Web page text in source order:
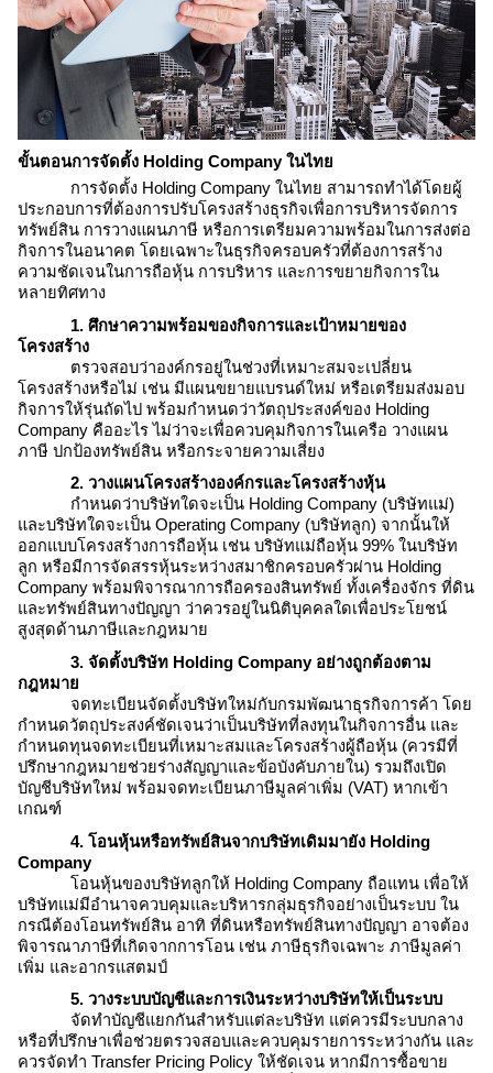
ขั้นตอนการจัดตั้ง Holding Company ในไทย
การจัดตั้ง Holding Company ในไทย สามารถทำได้โดยผู้
ประกอบการที่ต้องการปรับโครงสร้างธุรกิจเพื่อการบริหารจัดการ
ทรัพย์สิน การวางแผนภาษี หรือการเตรียมความพร้อมในการส่งต่อ
กิจการในอนาคต โดยเฉพาะในธุรกิจครอบครัวที่ต้องการสร้าง
ความชัดเจนในการถือหุ้น การบริหาร และการขยายกิจการใน
หลายทิศทาง
1. ศึกษาความพร้อมของกิจการและเป้าหมายของ
โครงสร้าง
ตรวจสอบว่าองค์กรอยู่ในช่วงที่เหมาะสมจะเปลี่ยน
โครงสร้างหรือไม่ เช่น มีแผนขยายแบรนด์ใหม่ หรือเตรียมส่งมอบ
กิจการให้รุ่นถัดไป พร้อมกำหนดว่าวัตถุประสงค์ของ Holding
Company คืออะไร ไม่ว่าจะเพื่อควบคุมกิจการในเครือ วางแผน
ภาษี ปกป้องทรัพย์สิน หรือกระจายความเสี่ยง
2. วางแผนโครงสร้างองค์กรและโครงสร้างหุ้น
กำหนดว่าบริษัทใดจะเป็น Holding Company (บริษัทแม่)
และบริษัทใดจะเป็น Operating Company (บริษัทลูก) จากนั้นให้
ออกแบบโครงสร้างการถือหุ้น เช่น บริษัทแม่ถือหุ้น 99% ในบริษัท
ลูก หรือมีการจัดสรรหุ้นระหว่างสมาชิกครอบครัวผ่าน Holding
Company พร้อมพิจารณาการถือครองสินทรัพย์ ทั้งเครื่องจักร ที่ดิน
และทรัพย์สินทางปัญญา ว่าควรอยู่ในนิติบุคคลใดเพื่อประโยชน์
สูงสุดด้านภาษีและกฎหมาย
3. จัดตั้งบริษัท Holding Companyอย่างถูกต้องตาม
กฎหมาย
จดทะเบียนจัดตั้งบริษัทใหม่กับกรมพัฒนาธุรกิจการค้า โดย
กำหนดวัตถุประสงค์ชัดเจนว่าเป็นบริษัทที่ลงทุนในกิจการอื่น และ
กำหนดทุนจดทะเบียนที่เหมาะสมและโครงสร้างผู้ถือหุ้น (ควรมีที่
ปรึกษากฎหมายช่วยร่างสัญญาและข้อบังคับภายใน) รวมถึงเปิด
บัญชีบริษัทใหม่ พร้อมจดทะเบียนภาษีมูลค่าเพิ่ม (VAT) หากเข้า
เกณฑ์
4. โอนหุ้นหรือทรัพย์สินจากบริษัทเดิมมายัง Holding
Company
โอนหุ้นของบริษัทลูกให้ Holding Company ถือแทน เพื่อให้
บริษัทแม่มีอำนาจควบคุมและบริหารกลุ่มธุรกิจอย่างเป็นระบบ ใน
กรณีต้องโอนทรัพย์สิน อาทิ ที่ดินหรือทรัพย์สินทางปัญญา อาจต้อง
พิจารณาภาษีที่เกิดจากการโอน เช่น ภาษีธุรกิจเฉพาะ ภาษีมูลค่า
เพิ่ม และอากรแสตมป์
5. วางระบบบัญชีและการเงินระหว่างบริษัทให้เป็นระบบ
จัดทำบัญชีแยกกันสำหรับแต่ละบริษัท แต่ควรมีระบบกลาง
หรือที่ปรึกษาเพื่อช่วยตรวจสอบและควบคุมรายการระหว่างกัน และ
ควรจัดทำ Transfer Pricing Policy ให้ชัดเจน หากมีการซื้อขาย